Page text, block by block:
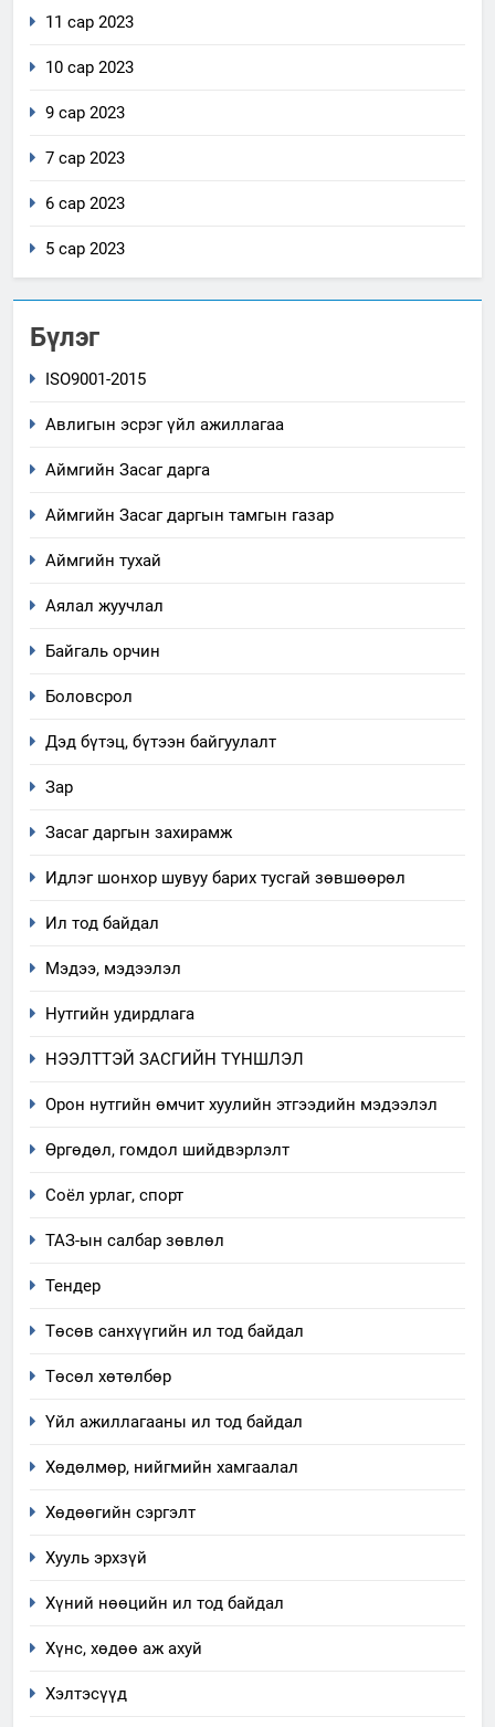
11 сар 2023
10 сар 2023
9 сар 2023
7 сар 2023
6 сар 2023
5 сар 2023
Бүлэг
ISO9001-2015
Авлигын эсрэг үйл ажиллагаа
Аймгийн Засаг дарга
Аймгийн Засаг даргын тамгын газар
Аймгийн тухай
Аялал жуучлал
Байгаль орчин
Боловсрол
Дэд бүтэц, бүтээн байгуулалт
Зар
Засаг даргын захирамж
Идлэг шонхор шувуу барих тусгай зөвшөөрөл
Ил тод байдал
Мэдээ, мэдээлэл
Нутгийн удирдлага
НЭЭЛТТЭЙ ЗАСГИЙН ТҮНШЛЭЛ
Орон нутгийн өмчит хуулийн этгээдийн мэдээлэл
Өргөдөл, гомдол шийдвэрлэлт
Соёл урлаг, спорт
ТАЗ-ын салбар зөвлөл
Тендер
Төсөв санхүүгийн ил тод байдал
Төсөл хөтөлбөр
Үйл ажиллагааны ил тод байдал
Хөдөлмөр, нийгмийн хамгаалал
Хөдөөгийн сэргэлт
Хууль эрхзүй
Хүний нөөцийн ил тод байдал
Хүнс, хөдөө аж ахуй
Хэлтэсүүд
5
зохион байгуулах арга
ТАЗ-ЫН САЛБАР ЗӨВЛӨЛ
Үйл ажиллагаандаа мөрдөж
байгаа хууль тогтоомж
8
явуулж байгаа үйл ажиллагаа,
технологийн хүн, мал, амьтны
мэдээлэл
1
НЭЭЛТТЭЙ ЗАСГИЙН ТҮНШЛЭЛ
“БИД ИРГЭДЭЭ СОНСОЖ,